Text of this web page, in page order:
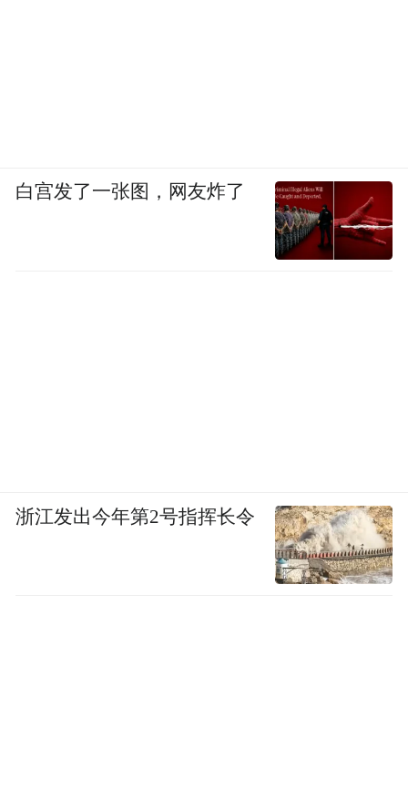
白宫发了一张图，网友炸了
浙江发出今年第2号指挥长令